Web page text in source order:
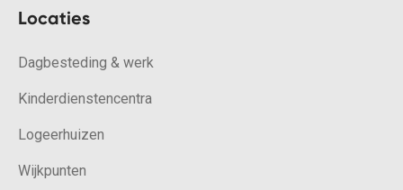
Locaties
Dagbesteding & werk
Kinderdienstencentra
Logeerhuizen
Wijkpunten